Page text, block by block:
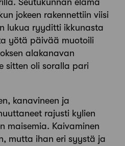
Seutukunnan elämä
jokeen rakennettiin viisi
lukua ryyditti ikkunasta
yötä päivää muotoili
alakanavan
sitten oli soralla pari
kanavineen ja
rajusti kylien
maisemia. Kaivaminen
mutta ihan eri syystä ja